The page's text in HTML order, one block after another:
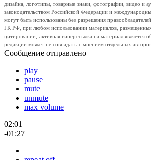
дизайна, логотипы, товарные знаки, фотографии, видео и
законодательством Российской Федерации и
могут быть использованы без разрешения
ГК РФ, при любом использовании материалов,
цитировании, активная гиперссылка на материал является
редакции может не совпадать с мнением отдельных
Сообщение отправлено
play
pause
mute
unmute
max volume
02:01
-01:27